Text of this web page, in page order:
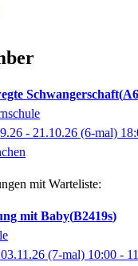
Schwangerschaft
- 21.10.26 (6-mal)
mit Warteliste:
mit Baby B2419s
(7-mal) 10:00 -